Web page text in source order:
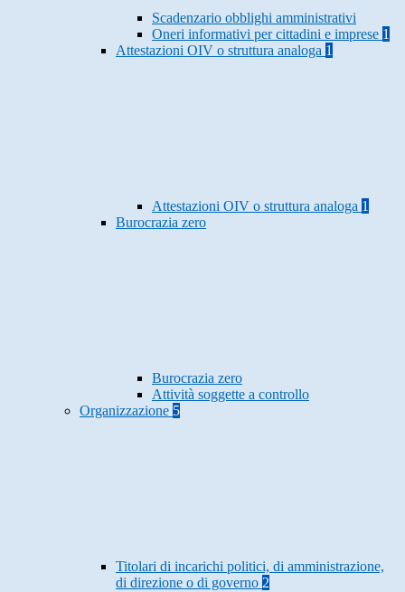
Scadenzario obblighi amministrativi
Oneri informativi per cittadini e imprese 1
Attestazioni OIV o struttura analoga 1
Attestazioni OIV o struttura analoga 1
Burocrazia zero
Burocrazia zero
Attività soggette a controllo
Organizzazione 5
Titolari di incarichi politici, di amministrazione,
di direzione o di governo 2